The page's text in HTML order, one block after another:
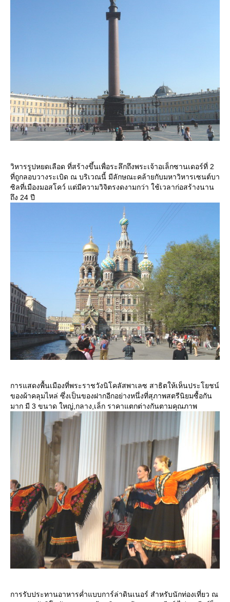
วิหารรูปหยดเลือด ที่สร้างขึ้นเพื่อระลึกถึงพระเจ้าอเล็กซานเดอร์ที่ 2
ที่ถูกลอบวางระเบิด ณ บริเวณนี้ มีลักษณะคล้ายกับมหาวิหารเซนต์บา
ซิลที่เมืองมอสโคว์ แต่มีความวิจิตรงดงามกว่า ใช้เวลาก่อสร้างนาน
ถึง 24 ปี
การแสดงพื้นเมืองที่พระราชวังนิโคลัสพาเลซ สาธิตให้เห็นประโยชน์
ของผ้าคลุมไหล่ ซึ่งเป็นของฝากอีกอย่างหนึ่งที่สุภาพสตรีนิยมซื้อกัน
มาก มี 3 ขนาด ใหญ่,กลาง,เล็ก ราคาแตกต่างกันตามคุณภาพ
การรับประทานอาหารค่ำแบบการ์ล่าดินเนอร์ สำหรับนักท่องเที่ยว ณ